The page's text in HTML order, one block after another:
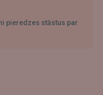
pieredzes stāstus par